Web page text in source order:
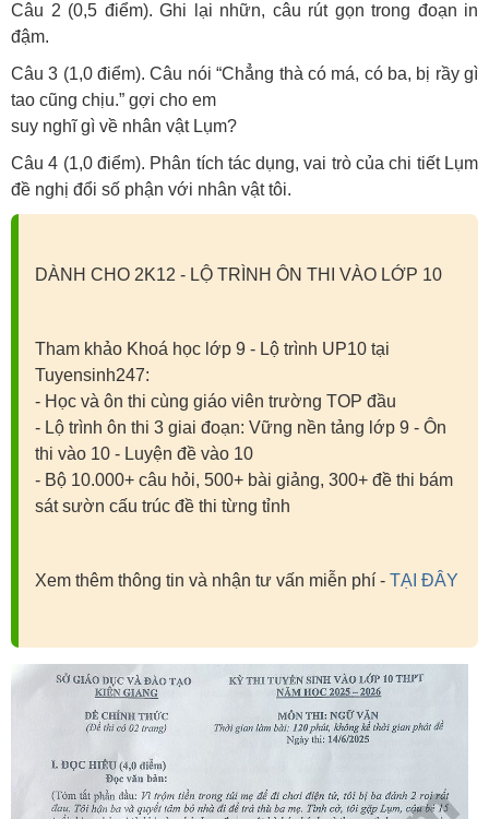
Câu 2 (0,5 điểm). Ghi lại nhữn, câu rút gọn trong đoạn in
đậm.
Câu 3 (1,0 điểm). Câu nói “Chẳng thà có má, có ba, bị rầy gì
tao cũng chịu.” gợi cho em
suy nghĩ gì về nhân vật Lụm?
Câu 4 (1,0 điểm). Phân tích tác dụng, vai trò của chi tiết Lụm
đề nghị đổi số phận với nhân vật tôi.
DÀNH CHO 2K12 - LỘ TRÌNH ÔN THI VÀO LỚP 10
Tham khảo Khoá học lớp 9 - Lộ trình UP10 tại
Tuyensinh247:
- Học và ôn thi cùng giáo viên trường TOP đầu
- Lộ trình ôn thi 3 giai đoạn: Vững nền tảng lớp 9 - Ôn
thi vào 10 - Luyện đề vào 10
- Bộ 10.000+ câu hỏi, 500+ bài giảng, 300+ đề thi bám
sát sườn cấu trúc đề thi từng tỉnh
Xem thêm thông tin và nhận tư vấn miễn phí - TẠI ĐÂY